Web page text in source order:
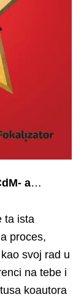
a…
ta ista
proces,
svoj rad u
na tebe i
koautora